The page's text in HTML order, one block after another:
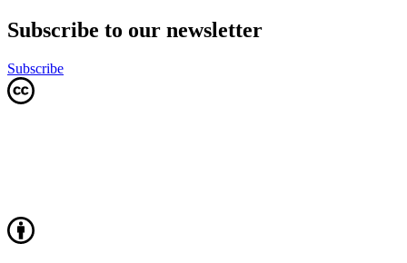
Subscribe to our newsletter
Subscribe